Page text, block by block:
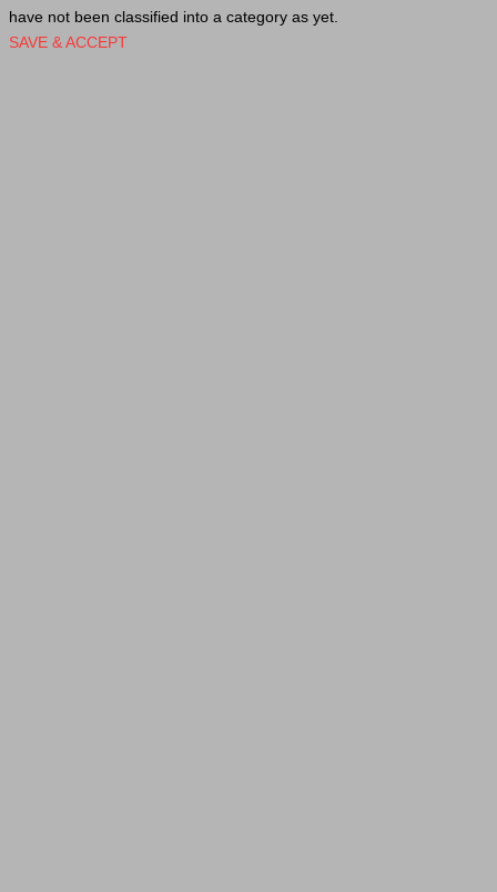
have not been classified into a category as yet.
SAVE & ACCEPT